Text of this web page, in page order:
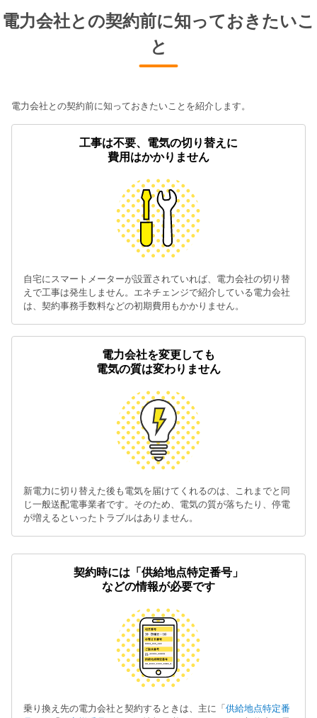
電力会社との契約前に知っておきたいこ
と
電力会社との契約前に知っておきたいことを紹介します。
工事は不要、電気の切り替えに
費用はかかりません
自宅にスマートメーターが設置されていれば、電力会社の切り替
えで工事は発生しません。エネチェンジで紹介している電力会社
は、契約事務手数料などの初期費用もかかりません。
電力会社を変更しても
電気の質は変わりません
新電力に切り替えた後も電気を届けてくれるのは、これまでと同
じ一般送配電事業者です。そのため、電気の質が落ちたり、停電
が増えるといったトラブルはありません。
契約時には「供給地点特定番号」
などの情報が必要です
乗り換え先の電力会社と契約するときは、主に「供給地点特定番